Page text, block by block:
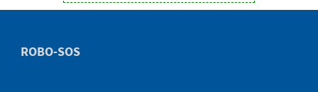
ROBO-SOS